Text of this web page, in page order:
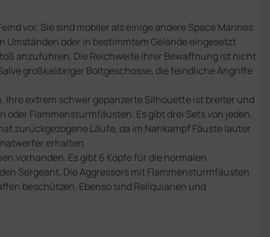
vor. Sie sind mobiler als einige andere Space Marines
Umständen oder in bestimmtem Gelände eingesetzt
anzuführen. Die Reichweite ihrer Bewaffnung ist nicht
großkalibriger Boltgeschosse, die feindliche Angriffe
Ihre extrem schwer gepanzerte Silhouette ist breiter und
Flammensturmfäusten. Es gibt drei Sets von jeden.
zurückgezogene Läufe, da im Nahkampf Fäuste lauter
erhalten.
vorhanden. Es gibt 6 Köpfe für die normalen
Sergeant. Die Aggressors mit Flammensturmfäusten
beschützen. Ebenso sind Reliquiarien und